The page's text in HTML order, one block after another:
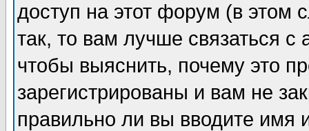
доступ на этот форум (в этом
так, то вам лучше связаться
чтобы выяснить, почему это
зарегистрированы и вам не
правильно ли вы вводите